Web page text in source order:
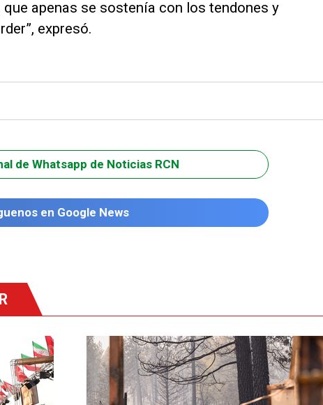
apenas se sostenía con los tendones y
expresó.
de Whatsapp de Noticias RCN
en Google News